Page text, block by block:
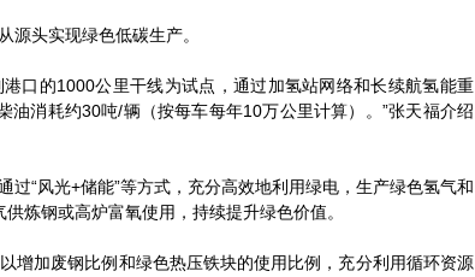
头实现绿色低碳生产。
口的1000公里干线为试点，通过加氢站网络和长续航氢能重
消耗约30吨/辆（按每车每年10万公里计算）。”张天福介绍
“风光+储能”等方式，充分高效地利用绿电，生产绿色氢气和
炼钢或高炉富氧使用，持续提升绿色价值。
加废钢比例和绿色热压铁块的使用比例，充分利用循环资源